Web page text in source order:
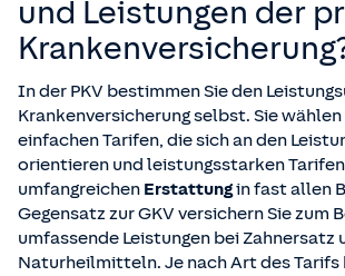
und Leistungen der
In der PKV bestimmen Sie den
Krankenversicherung selbst. Sie
einfachen Tarifen, die sich an den
orientieren und leistungsstarken
umfangreichen Erstattungin fast allen
Gegensatz zur GKV versichern Sie zum
umfassende Leistungen bei Zahnersatz
Naturheilmitteln. Je nach Art des Tarifs